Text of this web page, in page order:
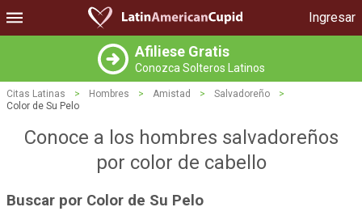
Ingresar
Afiliese Gratis
Conozca Solteros Latinos
Citas Latinas > Hombres > Amistad > Salvadoreño
>
Color de Su Pelo
Conoce a los hombres salvadoreños
por color de cabello
Buscar por Color de Su Pelo